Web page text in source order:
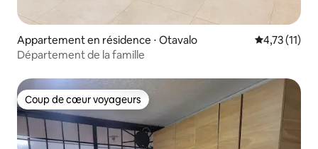
Appartement en résidence ⋅ Otavalo Évaluation
4,73 (11)
Département de la famille
Coup de cœur voyageurs
Coup de cœur voyageurs